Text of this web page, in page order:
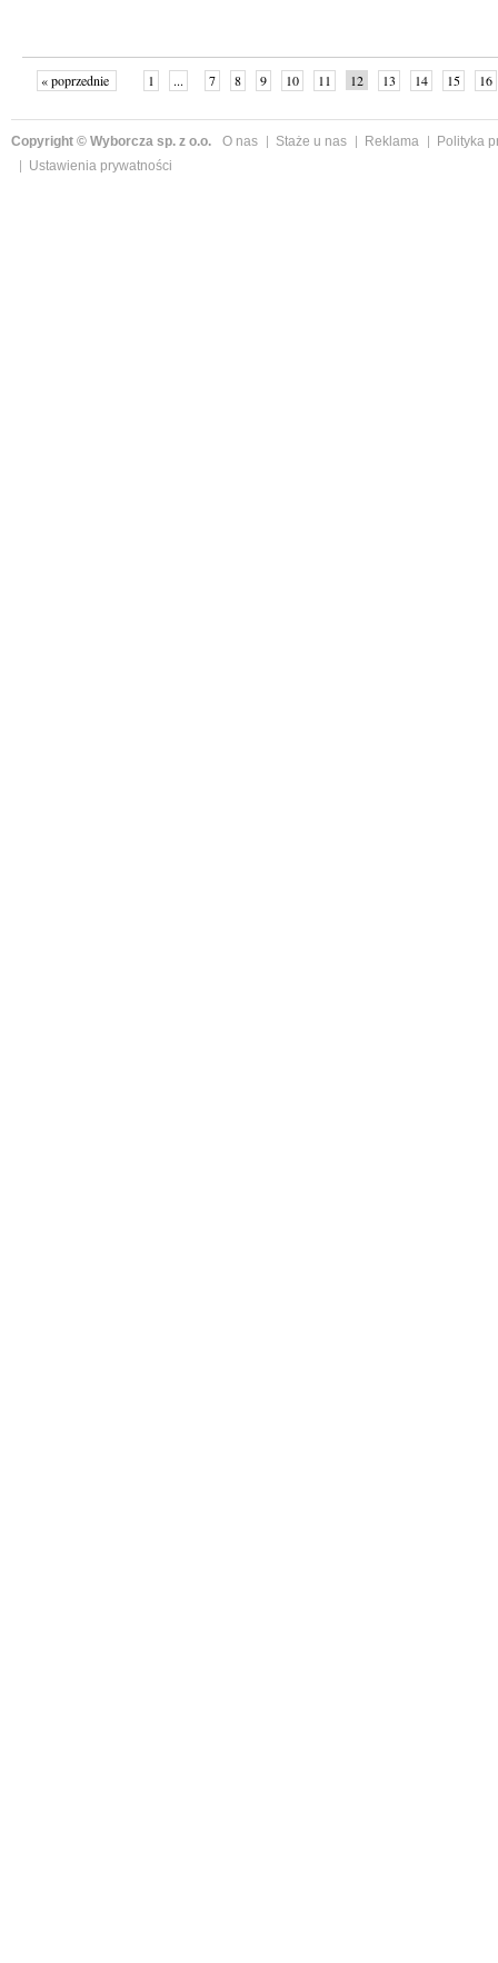
« poprzednie 1 ... 7 8 9 10 11 12 13 14 15 16
Copyright © Wyborcza sp. z o.o. O nas Staże u nas Reklama
Polityka
Ustawienia prywatności